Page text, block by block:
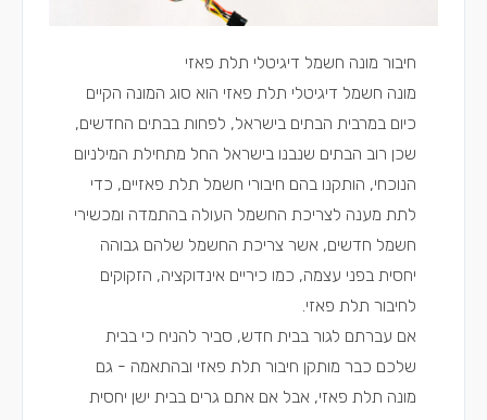
חיבור מונה חשמל דיגיטלי תלת פאזי
מונה חשמל דיגיטלי תלת פאזי הוא סוג המונה הקיים
כיום במרבית הבתים בישראל, לפחות בבתים החדשים,
שכן רוב הבתים שנבנו בישראל החל מתחילת המילניום
הנוכחי, הותקנו בהם חיבורי חשמל תלת פאזיים, כדי
לתת מענה לצריכת החשמל העולה בהתמדה ומכשירי
חשמל חדשים, אשר צריכת החשמל שלהם גבוהה
יחסית בפני עצמה, כמו כיריים אינדוקציה, הזקוקים
לחיבור תלת פאזי.
אם עברתם לגור בבית חדש, סביר להניח כי בבית
שלכם כבר מותקן חיבור תלת פאזי ובהתאמה - גם
מונה תלת פאזי, אבל אם אתם גרים בבית ישן יחסית